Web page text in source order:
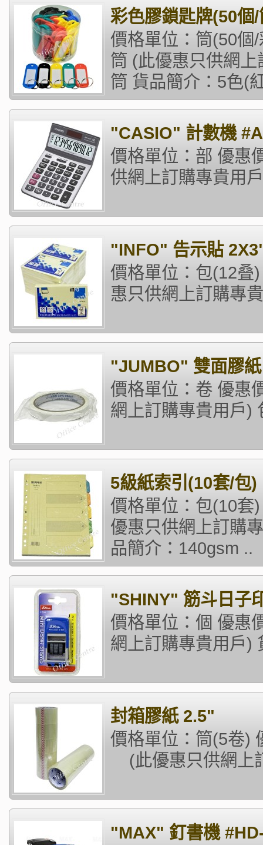
彩色膠鎖匙牌(50個/
價格單位：筒(50個
筒 (此優惠只供網
筒 貨品簡介：5色(
"CASIO" 計數機
價格單位：部 優惠
供網上訂購專貴
"INFO" 告示貼
價格單位：包(12叠
惠只供網上訂購
"JUMBO" 雙面膠
價格單位：卷 優惠
網上訂購專貴用戶)
5級紙索引(10套/包)
價格單位：包(10套
優惠只供網上訂購
品簡介：140gsm ..
"SHINY" 筋斗日子
價格單位：個 優惠
網上訂購專貴用
封箱膠紙 2.5"
價格單位：筒(5
(此優惠只供網上
"MAX" 釘書機